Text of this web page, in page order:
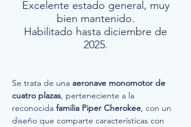
Excelente estado general, muy
bien mantenido.
Habilitado hasta diciembre de
2025.
Se trata de una aeronave monomotor de
cuatro plazas, perteneciente a la
reconocida familia Piper Cherokee, con un
diseño que comparte características con